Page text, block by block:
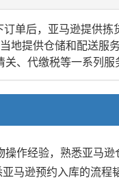
单后，亚马逊提供拣
地提供仓储和配送服
、代缴税等一系列服
作经验，熟悉亚马
马逊预约入库的流程